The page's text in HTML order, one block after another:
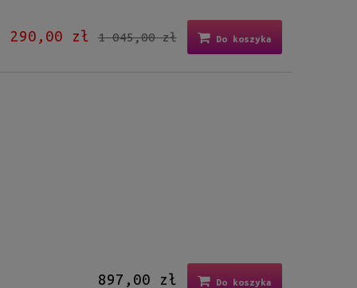
290,00 zł 1 045,00 zł Do koszyka
897,00 zł Do koszyka